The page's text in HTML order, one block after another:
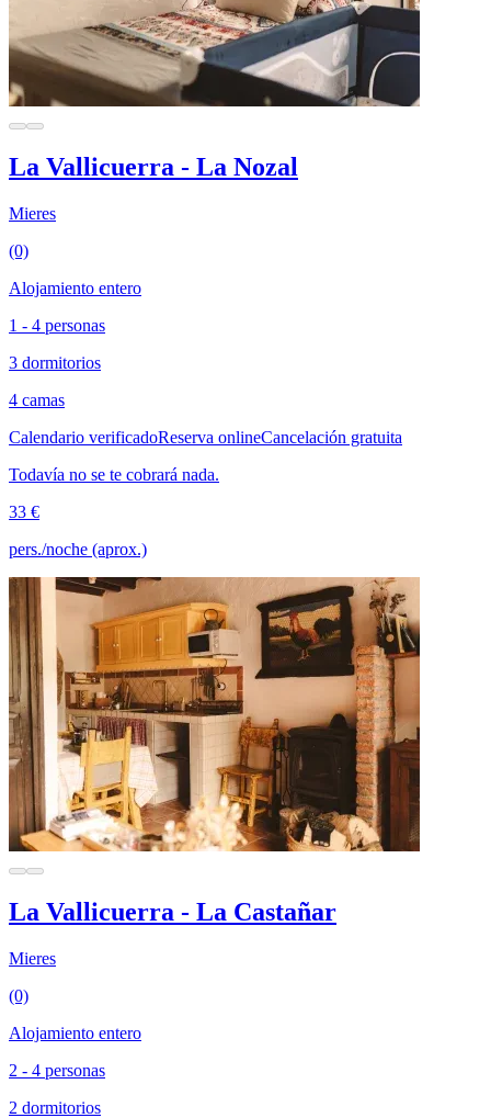
La Vallicuerra - La Nozal
Mieres
(0)
Alojamiento entero
1 - 4 personas
3 dormitorios
4 camas
Calendario verificadoReserva onlineCancelación gratuita
Todavía no se te cobrará nada.
33 €
pers./noche (aprox.)
La Vallicuerra - La Castañar
Mieres
(0)
Alojamiento entero
2 - 4 personas
2 dormitorios